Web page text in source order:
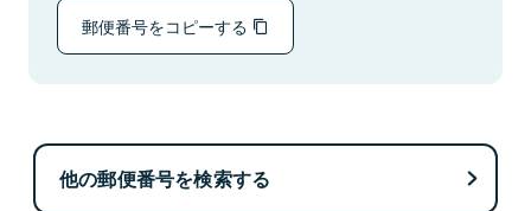
郵便番号をコピーする
他の郵便番号を検索する